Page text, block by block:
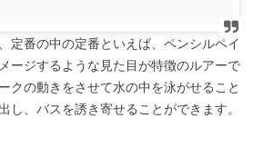
定番の中の定番といえば、ペンシルペイ
ージするような見た目が特徴のルアーで
クの動きをさせて水の中を泳がせること
し、バスを誘き寄せることができます。